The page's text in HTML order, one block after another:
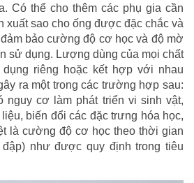
Có thể cho thêm các phụ gia cần
xuất sao cho ống được đặc chắc và
bảo cường độ cơ học và độ mờ
sử dụng. Lượng dùng của mọi chất
riêng hoặc kết hợp với nhau
ra một trong các trường hợp sau:
nguy cơ làm phát triển vi sinh vật,
biến đổi các đặc trưng hóa học,
là cường độ cơ học theo thời gian
như được quy định trong tiêu